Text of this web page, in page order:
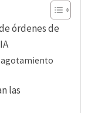
órdenes de
agotamiento
las